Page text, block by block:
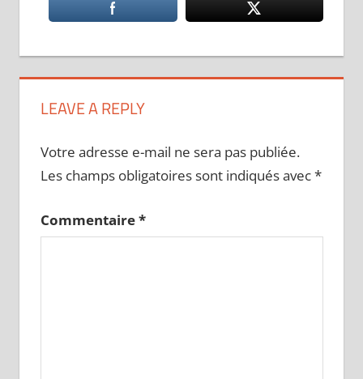
LEAVE A REPLY
Votre adresse e-mail ne sera pas publiée.
Les champs obligatoires sont indiqués avec*
Commentaire*